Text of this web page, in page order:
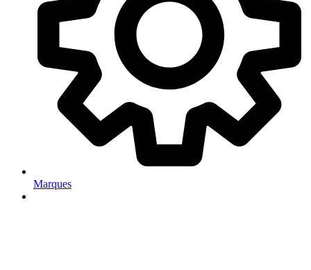
Marques